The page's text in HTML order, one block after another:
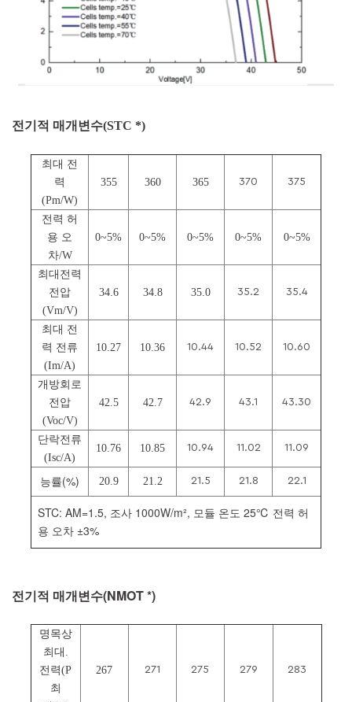
전기적 매개변수(STC *)
최대 전
력
(Pm/W)
355 360 365 370 375
전력 허
용 오
차/W
0~5% 0~5% 0~5% 0~5% 0~5%
최대전력
전압
(Vm/V)
34.6 34.8 35.0 35.2 35.4
최대 전
력 전류
(Im/A)
10.27 10.36 10.44 10.52 10.60
개방회로
전압
(Voc/V)
42.5 42.7 42.9 43.1 43.30
단락전류
(Isc/A)
10.76 10.85 10.94 11.02 11.09
능률(%) 20.9 21.2 21.5 21.8 22.1
STC: AM=1.5, 조사 1000W/m², 모듈 온도 25℃ 전력 허
용 오차 ±3%
전기적 매개변수(NMOT *)
명목상
최대.
전력(P
최
267 271 275 279 283